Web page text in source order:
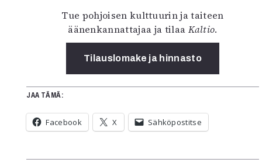
Tue pohjoisen kulttuurin ja taiteen
äänenkannattajaa ja tilaa Kaltio.
Tilauslomake ja hinnasto
JAA TÄMÄ:
Facebook X Sähköpostitse